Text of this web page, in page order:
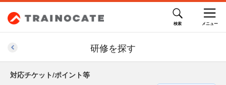
研修を探す
対応チケット/ポイント等